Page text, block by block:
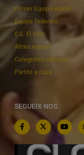
Primer Equip Femení
Equips federats
C.E. El Vilar
Altres equips
Categories inferiors
Partits a casa
SEGUEIX-NOS